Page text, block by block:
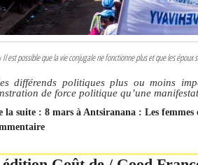
Il est possible que la vie conjugale ne fonctionne plus et que les
différends politiques plus ou moins
de force politique qu’une
la suite : 8 mars à Antsiranana : Les